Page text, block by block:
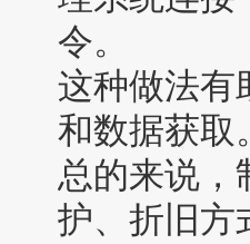
令。
这种做法有
和数据获取
总的来说，
护、折旧方